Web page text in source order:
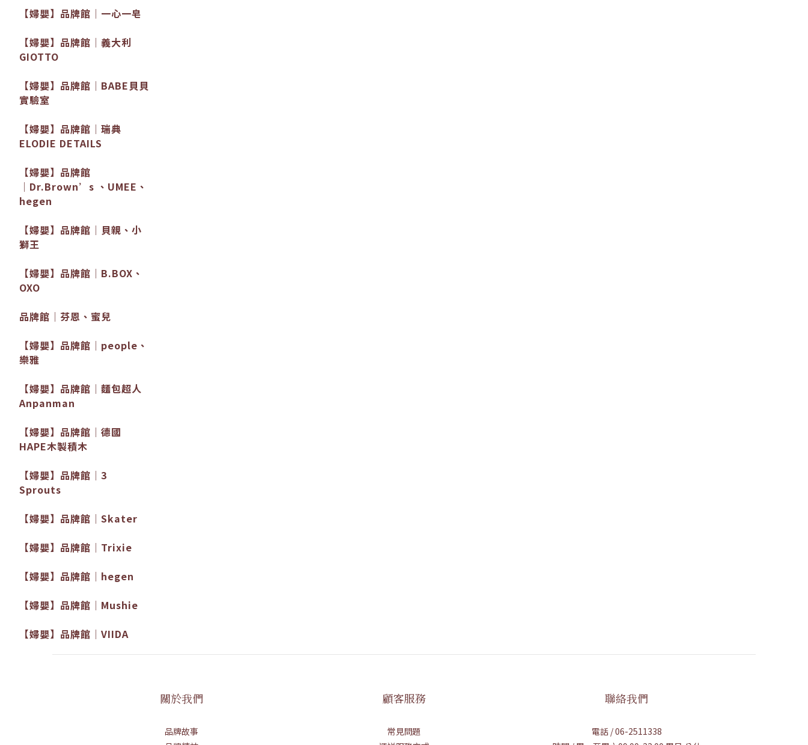
【婦嬰】品牌館│一心一皂
【婦嬰】品牌館│義大利
GIOTTO
【婦嬰】品牌館│BABE貝貝
實驗室
【婦嬰】品牌館│瑞典
ELODIE DETAILS
【婦嬰】品牌館
│Dr.Brown’s 、UMEE、
hegen
【婦嬰】品牌館│貝親、小
獅王
【婦嬰】品牌館│B.BOX、
OXO
品牌館│芬恩、蜜兒
【婦嬰】品牌館│people、
樂雅
【婦嬰】品牌館│麵包超人
Anpanman
【婦嬰】品牌館│德國
HAPE木製積木
【婦嬰】品牌館│3
Sprouts
【婦嬰】品牌館│Skater
【婦嬰】品牌館│Trixie
【婦嬰】品牌館│hegen
【婦嬰】品牌館│Mushie
【婦嬰】品牌館│VIIDA
關於我們
品牌故事
顧客服務
常見問題
聯絡我們
電話 / 06-2511338